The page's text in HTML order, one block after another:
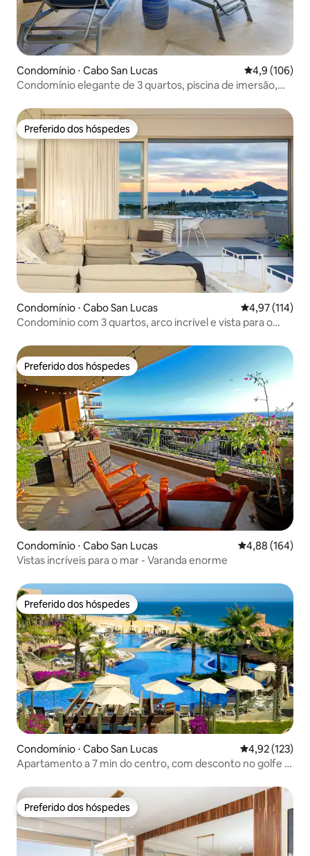
Condomínio ⋅ Cabo San Lucas 4,9 de uma
4,9 (106)
Condomínio elegante de 3 quartos, piscina de imersão,
Preferido dos hóspedes
Preferido dos hóspedes
Condomínio ⋅ Cabo San Lucas 4,97 de uma
4,97 (114)
Condomínio com 3 quartos, arco incrível e vista para o
Preferido dos hóspedes
Preferido dos hóspedes
Condomínio ⋅ Cabo San Lucas 4,88 de uma
4,88 (164)
Vistas incríveis para o mar - Varanda enorme
Preferido dos hóspedes
Preferido dos hóspedes
Condomínio ⋅ Cabo San Lucas 4,92 de uma
4,92 (123)
Apartamento a 7 min do centro, com desconto no golfe e
Preferido dos hóspedes
Preferido dos hóspedes